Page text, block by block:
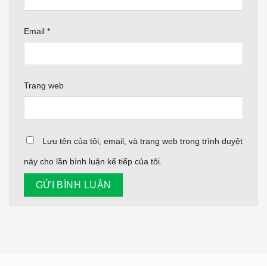
Email *
Trang web
Lưu tên của tôi, email, và trang web trong trình duyệt
này cho lần bình luận kế tiếp của tôi.